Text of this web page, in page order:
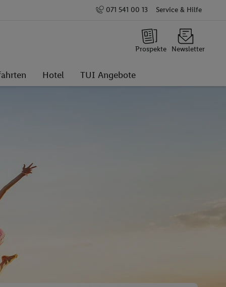
071 541 00 13 Service & Hilfe
Prospekte Newsletter
Hotel TUI Angebote